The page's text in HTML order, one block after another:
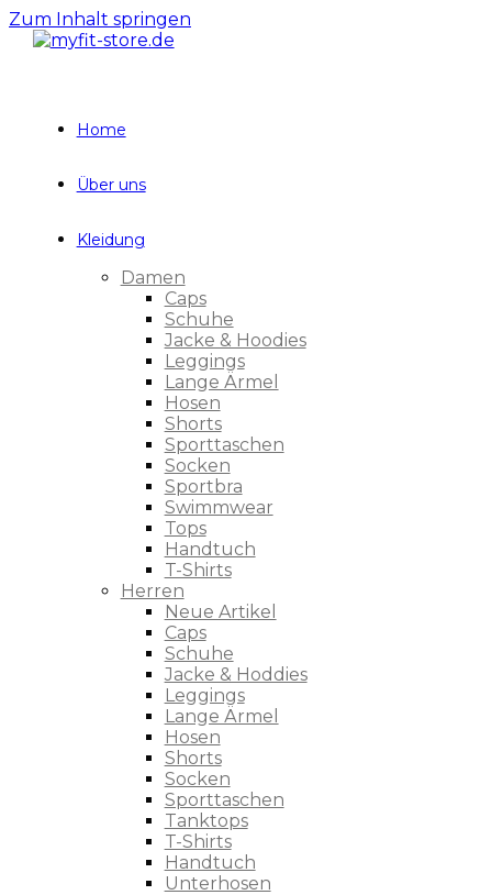
Zum Inhalt springen
Home
Über uns
Kleidung
Damen
Caps
Schuhe
Jacke & Hoodies
Leggings
Lange Ärmel
Hosen
Shorts
Sporttaschen
Socken
Sportbra
Swimmwear
Tops
Handtuch
T-Shirts
Herren
Neue Artikel
Caps
Schuhe
Jacke & Hoddies
Leggings
Lange Ärmel
Hosen
Shorts
Socken
Sporttaschen
Tanktops
T-Shirts
Handtuch
Unterhosen